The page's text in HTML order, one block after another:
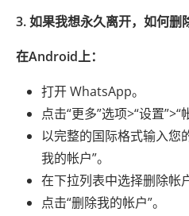
3. 如果我想永久离开，如何删
在Android上：
打开 WhatsApp。
点击“更多”选项>“设置”>“
以完整的国际格式输入您
我的帐户”。
在下拉列表中选择删除帐
点击“删除我的帐户”。